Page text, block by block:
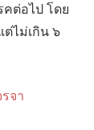
ต่อไป โดย
ไม่เกิน ๖
จา